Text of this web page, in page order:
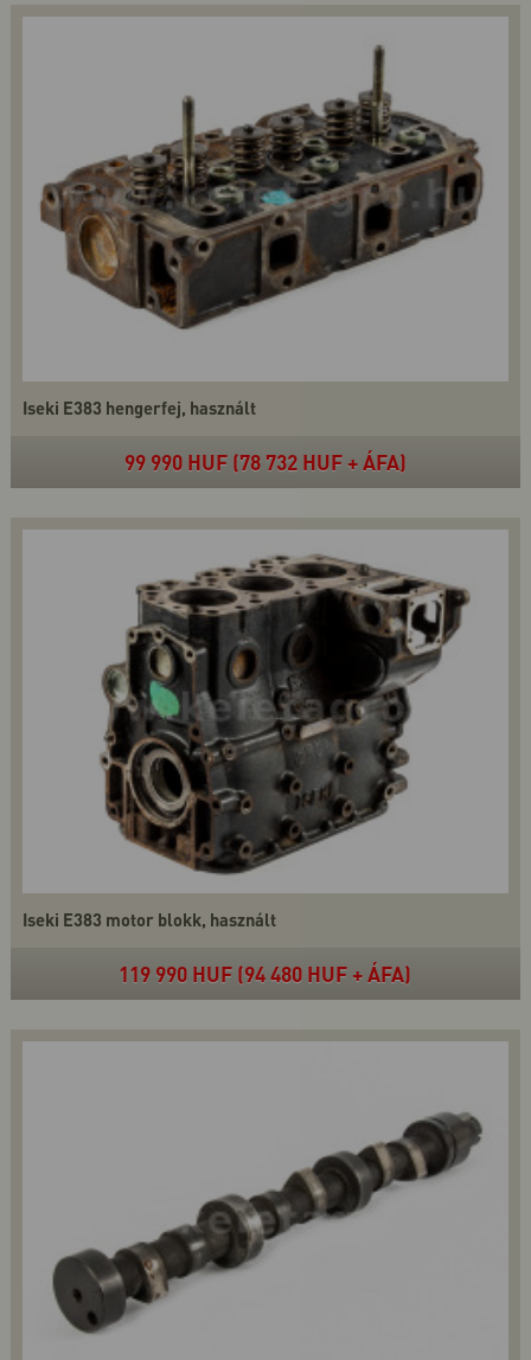
Iseki E383 hengerfej, használt
99 990 HUF (78 732 HUF + ÁFA)
Iseki E383 motor blokk, használt
119 990 HUF (94 480 HUF + ÁFA)